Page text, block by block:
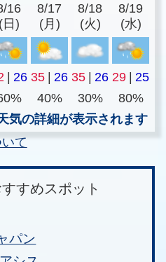
16
(日)
8/17
(月)
8/18
(火)
8/19
(水)
| 26 35 | 26 35 | 26 29 | 25
40% 30%
80%
気の詳細が表示されます
て
すめスポット
パン